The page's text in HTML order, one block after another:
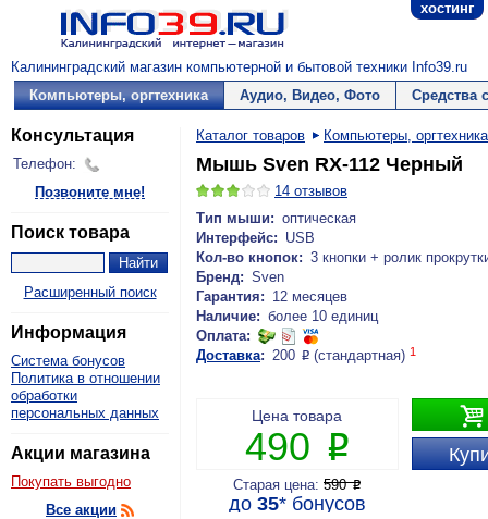
хостинг
Калининградский магазин компьютерной и бытовой техники Info39.ru
Компьютеры, оргтехника
Аудио, Видео, Фото Средства
Консультация
Телефон:
Позвоните мне!
Поиск товара
Расширенный поиск
Информация
Система бонусов
Политика в отношении
обработки
персональных данных
Акции магазина
Покупать выгодно
Все акции
Каталог товаров Компьютеры, оргтехника
Мышь Sven RX-112 Черный
14 отзывов
Тип мыши: оптическая
Интерфейс: USB
Кол-во кнопок: 3 кнопки + ролик
Бренд: Sven
Гарантия: 12 месяцев
Наличие: более 10 единиц
Оплата:
Доставка: 200 P(стандартная) 1

Цена товара
490 P
Старая цена:590P
до 35*бонусов